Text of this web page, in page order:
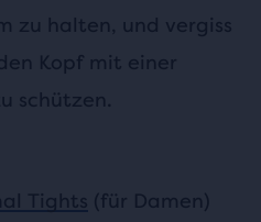
zu halten, und vergiss
Kopf mit einer
schützen.
Tights (für Damen)